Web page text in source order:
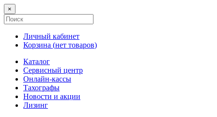
×
Личный кабинет
Корзина (нет товаров)
Каталог
Сервисный центр
Онлайн-кассы
Тахографы
Новости и акции
Лизинг